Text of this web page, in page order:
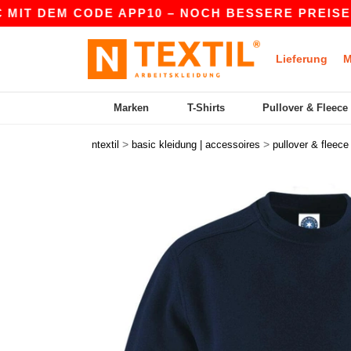
CODE APP10 – NOCH BESSERE PREISE IN
Lieferung
Marken T-Shirts Pullover & Fleece
ntextil > basic kleidung | accessoires > pullover & fleece